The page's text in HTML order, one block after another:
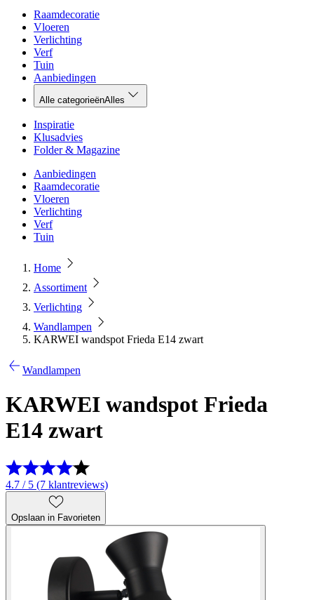
Raamdecoratie
Vloeren
Verlichting
Verf
Tuin
Aanbiedingen
Alle categorieënAlles
Inspiratie
Klusadvies
Folder & Magazine
Aanbiedingen
Raamdecoratie
Vloeren
Verlichting
Verf
Tuin
Home
Assortiment
Verlichting
Wandlampen
KARWEI wandspot Frieda E14 zwart
Wandlampen
KARWEI wandspot Frieda
E14 zwart
4.7 / 5 (7 klantreviews)
Opslaan in Favorieten